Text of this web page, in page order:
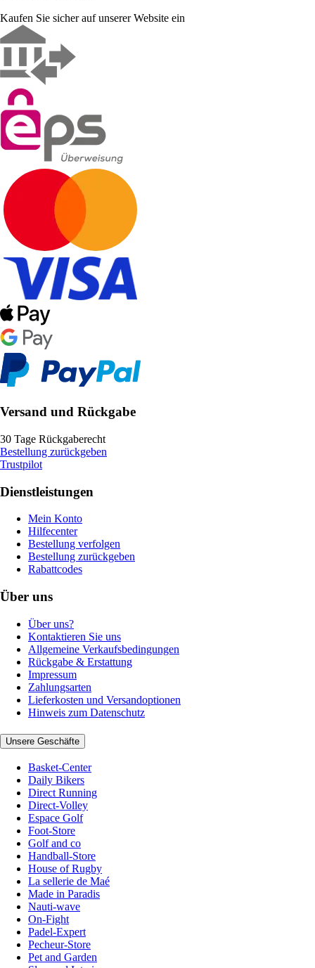
Kaufen Sie sicher auf unserer Website ein
Versand und Rückgabe
30 Tage Rückgaberecht
Bestellung zurückgeben
Trustpilot
Dienstleistungen
Mein Konto
Hilfecenter
Bestellung verfolgen
Bestellung zurückgeben
Rabattcodes
Über uns
Über uns?
Kontaktieren Sie uns
Allgemeine Verkaufsbedingungen
Rückgabe & Erstattung
Impressum
Zahlungsarten
Lieferkosten und Versandoptionen
Hinweis zum Datenschutz
Unsere Geschäfte
Basket-Center
Daily Bikers
Direct Running
Direct-Volley
Espace Golf
Foot-Store
Golf and co
Handball-Store
House of Rugby
La sellerie de Maé
Made in Paradis
Nauti-wave
On-Fight
Padel-Expert
Pecheur-Store
Pet and Garden